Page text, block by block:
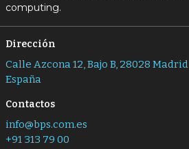
computing.
Dirección
Calle Azcona 12, Bajo B, 28028 Madrid
España
Contactos
info@bps.com.es
+91 313 79 00